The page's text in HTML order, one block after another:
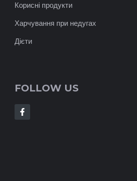
Корисні продукти
Харчування при недугах
Дієти
FOLLOW US